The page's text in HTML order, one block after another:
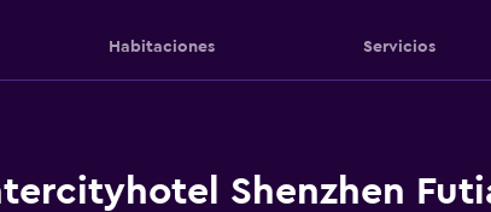
Habitaciones Servicios
Shenzhen